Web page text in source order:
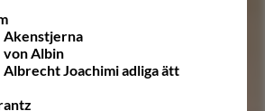
Akenstjerna
von Albin
Albrecht Joachimi adliga ätt